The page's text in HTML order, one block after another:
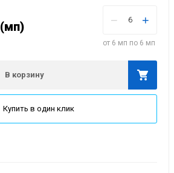
(мп) − +
от 6 мп по 6 мп
В корзину
Купить в один клик